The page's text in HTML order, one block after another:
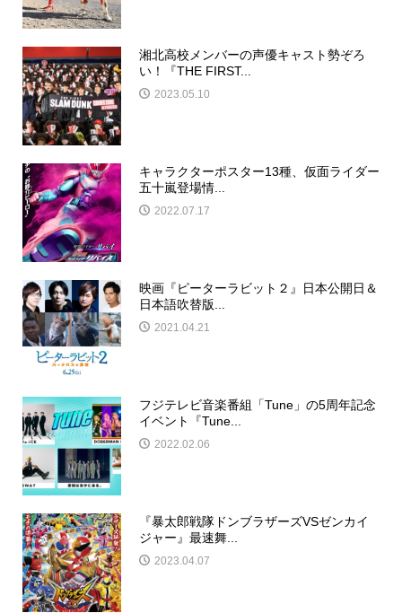
湘北高校メンバーの声優キャスト勢ぞろ
い！『THE FIRST...
2023.05.10
キャラクターポスター13種、仮面ライダー
五十嵐登場情...
2022.07.17
映画『ピーターラビット２』日本公開日＆
日本語吹替版...
2021.04.21
フジテレビ音楽番組「Tune」の5周年記念
イベント『Tune...
2022.02.06
『暴太郎戦隊ドンブラザーズVSゼンカイ
ジャー』最速舞...
2023.04.07